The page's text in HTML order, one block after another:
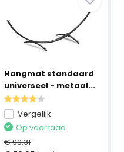
Hangmat standaard
universeel - metaal...
Vergelijk
Op voorraad
€ 99,31